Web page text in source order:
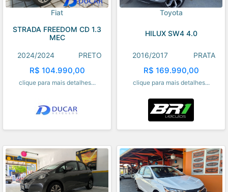
Fiat
STRADA FREEDOM CD 1.3
MEC
2024/2024 PRETO
R$ 104.990,00
clique para mais detalhes...
Toyota
HILUX SW4 4.0
2016/2017 PRATA
R$ 169.990,00
clique para mais detalhes...